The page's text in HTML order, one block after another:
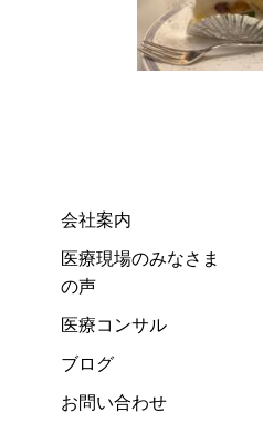
会社案内
医療現場のみなさま
の声
医療コンサル
ブログ
お問い合わせ